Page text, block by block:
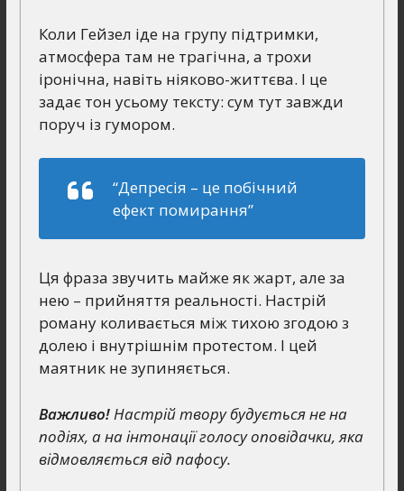
Коли Гейзел іде на групу підтримки,
атмосфера там не трагічна, а трохи
іронічна, навіть ніяково-життєва. І це
задає тон усьому тексту: сум тут завжди
поруч із гумором.
“Депресія – це побічний
ефект помирання”
Ця фраза звучить майже як жарт, але за
нею – прийняття реальності. Настрій
роману коливається між тихою згодою з
долею і внутрішнім протестом. І цей
маятник не зупиняється.
Важливо!Настрій твору будується не на
подіях, а на інтонації голосу оповідачки, яка
відмовляється від пафосу.